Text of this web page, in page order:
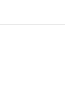
อยโอกาสในกา
ป้องกันมิให้บุค
เยียวยาผู้ถูกกระท
องค์กรเอกชนที่